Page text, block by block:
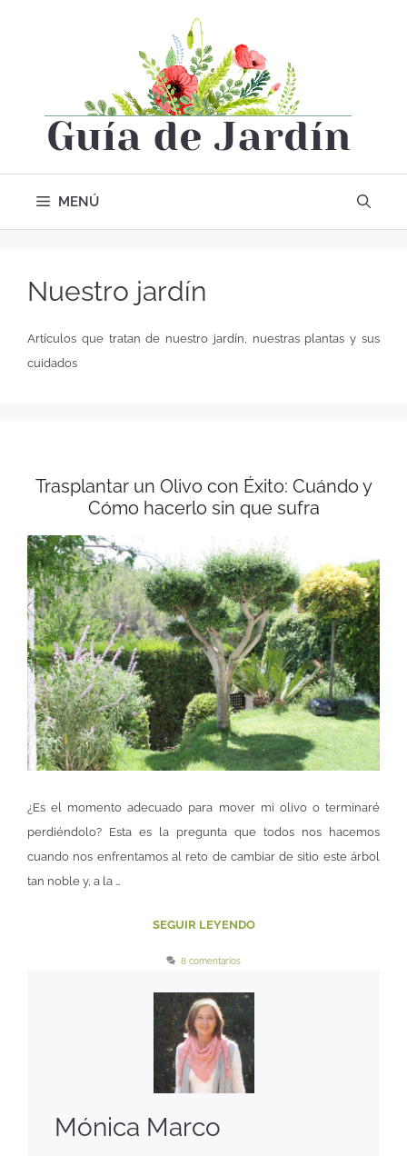
MENÚ
Nuestro jardín
Artículos que tratan de nuestro jardín, nuestras plantas y sus
cuidados
Trasplantar un Olivo con Éxito: Cuándo y
Cómo hacerlo sin que sufra
¿Es el momento adecuado para mover mi olivo o terminaré
perdiéndolo? Esta es la pregunta que todos nos hacemos
cuando nos enfrentamos al reto de cambiar de sitio este árbol
tan noble y, a la …
SEGUIR LEYENDO
8 comentarios
Mónica Marco